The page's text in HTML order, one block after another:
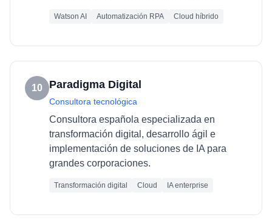
Watson AI Automatización RPA Cloud híbrido
10 Paradigma Digital
Consultora tecnológica
Consultora española especializada en
transformación digital, desarrollo ágil e
implementación de soluciones de IA para
grandes corporaciones.
Transformación digital Cloud IA enterprise